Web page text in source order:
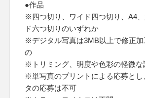
●作品
※四つ切り、ワイド四つ切り、A4
ド六つ切りのいずれか
※デジタル写真は3MB以上で修正加
の
※トリミング、明度や色彩の軽微な
※単写真のプリントによる応募とし
タの応募は不可